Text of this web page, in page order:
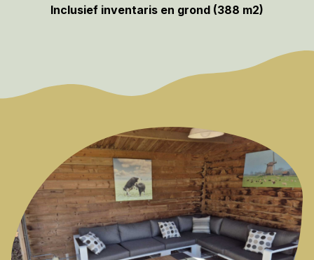
Inclusief inventaris en grond (388 m2)